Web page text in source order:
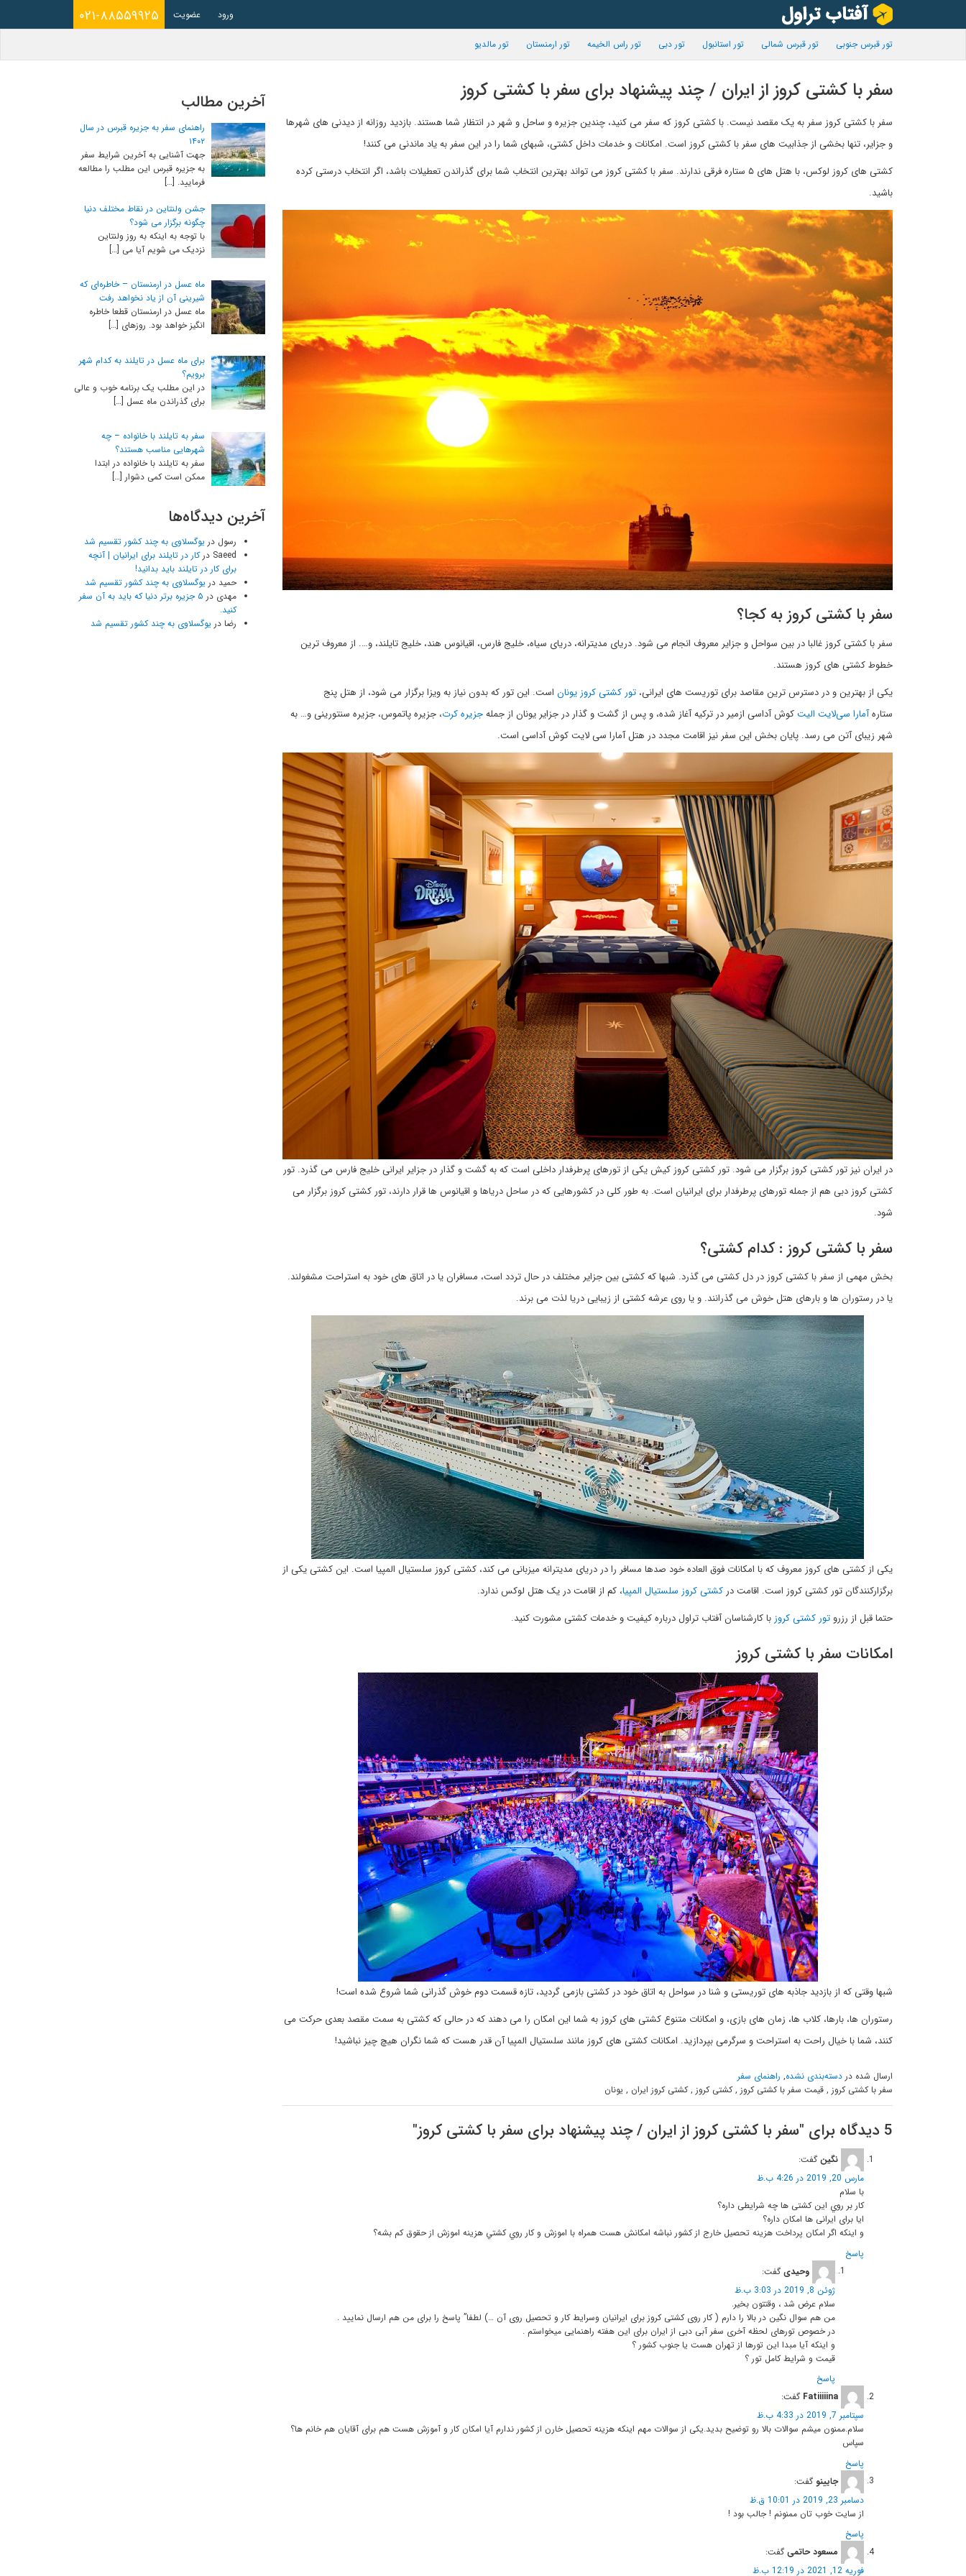
۰۲۱-۸۸۵۵۹۹۲۵ ورود عضویت
تور قبرس جنوبی تور قبرس شمالی تور استانبول تور دبی تور راس الخیمه تور ارمنستان تور مالدیو
سفر با کشتی کروز از ایران / چند پیشنهاد برای سفر با کشتی کروز
سفر با کشتی کروز سفر به یک مقصد نیست. با کشتی کروز که سفر می کنید، چندین جزیره و ساحل و شهر در انتظار شما هستند. بازدید روزانه از دیدنی های شهرها
و جزایر، تنها بخشی از جذابیت های سفر با کشتی کروز است. امکانات و خدمات داخل کشتی، شبهای شما را در این سفر به یاد ماندنی می کنند!
کشتی های کروز لوکس، با هتل های ۵ ستاره فرقی ندارند. سفر با کشتی کروز می تواند بهترین انتخاب شما برای گذراندن تعطیلات باشد، اگر انتخاب درستی کرده
باشید.
سفر با کشتی کروز به کجا؟
سفر با کشتی کروز غالبا در بین سواحل و جزایر معروف انجام می شود. دریای مدیترانه، دریای سیاه، خلیج فارس، اقیانوس هند، خلیج تایلند، و…. از معروف ترین
خطوط کشتی های کروز هستند.
یکی از بهترین و در دسترس ترین مقاصد برای توریست های ایرانی، تور کشتی کروز یونان است. این تور که بدون نیاز به ویزا برگزار می شود، از هتل پنج
ستارهآمارا سی‌لایت الیتکوش آداسی ازمیر در ترکیه آغاز شده، و پس از گشت و گذار در جزایر یونان از جملهجزیره کرت، جزیره پاتموس، جزیره سنتورینی و… به
شهر زیبای آتن می رسد. پایان بخش این سفر نیز اقامت مجدد در هتل آمارا سی لایت کوش آداسی است.
در ایران نیز تور کشتی کروز برگزار می شود. تور کشتی کروز کیش یکی از تورهای پرطرفدار داخلی است که به گشت و گذار در جزایر ایرانی خلیج فارس می گذرد. تور
کشتی کروز دبی هم از جمله تورهای پرطرفدار برای ایرانیان است. به طور کلی در کشورهایی که در ساحل دریاها و اقیانوس ها قرار دارند، تور کشتی کروز برگزار می
شود.
سفر با کشتی کروز : کدام کشتی؟
بخش مهمی از سفر با کشتی کروز در دل کشتی می گذرد. شبها که کشتی بین جزایر مختلف در حال تردد است، مسافران یا در اتاق های خود به استراحت مشغولند.
یا در رستوران ها و بارهای هتل خوش می گذرانند. و یا روی عرشه کشتی از زیبایی دریا لذت می برند.
یکی از کشتی های کروز معروف که با امکانات فوق العاده خود صدها مسافر را در دریای مدیترانه میزبانی می کند، کشتی کروز سلستیال المپیا است. این کشتی یکی از
برگزارکنندگان تور کشتی کروز است. اقامت در کشتی کروز سلستیال المپیا، کم از اقامت در یک هتل لوکس ندارد.
حتما قبل از رزرو تور کشتی کروز با کارشناسان آفتاب تراول درباره کیفیت و خدمات کشتی مشورت کنید.
امکانات سفر با کشتی کروز
شبها وقتی که از بازدید جاذبه های توریستی و شنا در سواحل به اتاق خود در کشتی بازمی گردید، تازه قسمت دوم خوش گذرانی شما شروع شده است!
رستوران ها، بارها، کلاب ها، زمان های بازی، و امکانات متنوع کشتی های کروز به شما این امکان را می دهند که در حالی که کشتی به سمت مقصد بعدی حرکت می
کنند، شما با خیال راحت به استراحت و سرگرمی بپردازید. امکانات کشتی های کروز مانند سلستیال المپیا آن قدر هست که شما نگران هیچ چیز نباشید!
ارسال شده در دسته‌بندی نشده, راهنمای سفر
سفر با کشتی کروز , قیمت سفر با کشتی کروز , کشتی کروز , کشتی کروز ایران , یونان
5 دیدگاه برای " سفر با کشتی کروز از ایران / چند پیشنهاد برای سفر با کشتی کروز"
نگين گفت:
مارس 20, 2019 در 4:26 ب.ظ
با سلام
كار بر روي اين كشتى ها چه شرايطى داره؟
ايا براى ايرانى ها امكان داره؟
و اينكه اگر امكان پرداخت هزينه تحصيل خارج از كشور نباشه امكانش هست همراه با اموزش و كار روي كشتي هزينه اموزش از حقوق كم بشه؟
پاسخ
وحیدی گفت:
ژوئن 8, 2019 در 3:03 ب.ظ
سلام عرض شد ، وقتتون بخیر.
من هم سوال نگین در بالا را دارم ( کار روی کشتی کروز برای ایرانیان وسرایط کار و تحصیل روی آن …) لطفا” پاسخ را برای من هم ارسال نمایید .
در خصوص تورهای لحظه آخری سفر آبی دبی از ایران برای این هفته راهنمایی میخواستم .
و اینکه آیا مبدا این تورها از تهران هست یا جنوب کشور ؟
قیمت و شرایط کامل تور ؟
پاسخ
Fatiiiiina گفت:
سپتامبر 7, 2019 در 4:33 ب.ظ
سلام.ممنون میشم سوالات بالا رو توضیح بدید.یکی از سوالات مهم اینکه هزینه تحصیل خارن از کشور ندارم آیا امکان کار و آموزش هست هم برای آقایان هم خانم ها؟
سپاس
پاسخ
جایینو گفت:
دسامبر 23, 2019 در 10:01 ق.ظ
از سایت خوب تان ممنونم ! جالب بود !
پاسخ
مسعود حاتمی گفت:
فوریه 12, 2021 در 12:19 ب.ظ
آخرین مطالب
راهنمای سفر به جزیره قبرس در سال
۱۴۰۲
جهت آشنایی به آخرین شرایط سفر
به جزیره قبرس این مطلب را مطالعه
فرمایید. […]
جشن ولنتاین در نقاط مختلف دنیا
چگونه برگزار می شود؟
با توجه به اینکه به روز ولنتاین
نزدیک می شویم آیا می […]
ماه عسل در ارمنستان – خاطره‌ای که
شیرینی آن از یاد نخواهد رفت
ماه عسل در ارمنستان قطعا خاطره
انگیز خواهد بود. روزهای […]
برای ماه عسل در تایلند به کدام شهر
برویم؟
در این مطلب یک برنامه خوب و عالی
برای گذراندن ماه عسل […]
سفر به تایلند با خانواده – چه
شهرهایی مناسب هستند؟
سفر به تایلند با خانواده در ابتدا
ممکن است کمی دشوار […]
آخرین دیدگاه‌ها
رسول در یوگسلاوی به چند کشور تقسیم شد
Saeed درکار در تایلند برای ایرانیان | آنچه
برای کار در تایلند باید بدانید!
حمید در یوگسلاوی به چند کشور تقسیم شد
مهدی در
۵ جزیره برتر دنیا که باید به آن سفر
کنید.
رضا در یوگسلاوی به چند کشور تقسیم شد